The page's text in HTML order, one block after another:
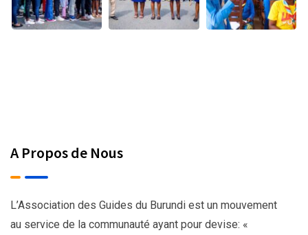
A Propos de Nous
L’Association des Guides du Burundi est un mouvement
au service de la communauté ayant pour devise: «